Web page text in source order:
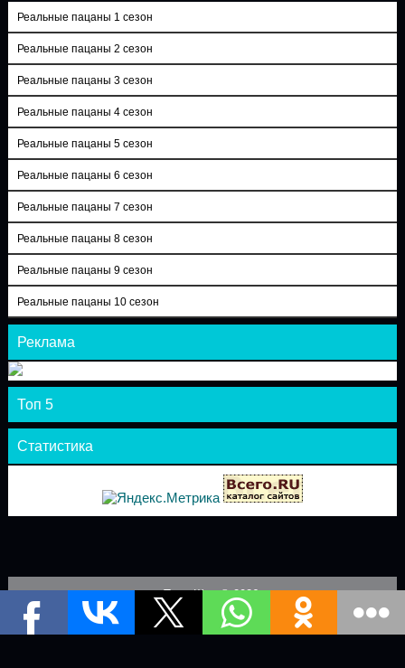
Реальные пацаны 1 сезон
Реальные пацаны 2 сезон
Реальные пацаны 3 сезон
Реальные пацаны 4 сезон
Реальные пацаны 5 сезон
Реальные пацаны 6 сезон
Реальные пацаны 7 сезон
Реальные пацаны 8 сезон
Реальные пацаны 9 сезон
Реальные пацаны 10 сезон
Реклама
Топ 5
Статистика
Теле-Шоу © 2026